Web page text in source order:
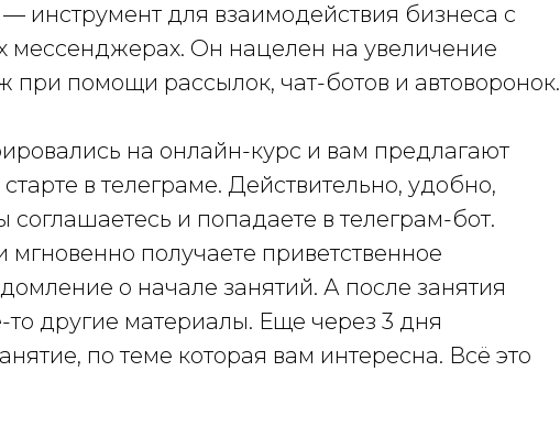
инструмент для взаимодействия бизнеса с
мессенджерах. Он нацелен на увеличение
при помощи рассылок, чат-ботов и автоворонок.
на онлайн-курс и вам предлагают
в телеграме. Действительно, удобно,
соглашаетесь и попадаете в телеграм-бот.
мгновенно получаете приветственное
о начале занятий. А после занятия
другие материалы. Еще через 3 дня
по теме которая вам интересна. Всё это